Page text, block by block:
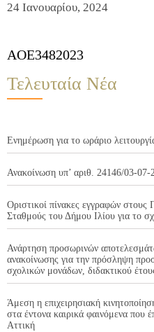
24 Ιανουαρίου, 2024
AOE3482023
Τελευταία Νέα
Ενημέρωση για το ωράριο
Ανακοίνωση υπ’ αριθ. 24146/03-
Οριστικοί πίνακες εγγραφών στους
Σταθμούς του Δήμου Ιλίου για το
Ανάρτηση προσωρινών
ανακοίνωσης για την πρόσληψη
σχολικών μονάδων, διδακτικού
Άμεση η επιχειρησιακή
στα έντονα καιρικά φαινόμενα που
Αττική